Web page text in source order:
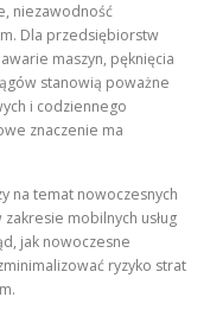
niezawodność
Dla przedsiębiorstw
maszyn, pęknięcia
stanowią poważne
i codziennego
znaczenie ma
na temat nowoczesnych
mobilnych usług
jak nowoczesne
ryzyko strat